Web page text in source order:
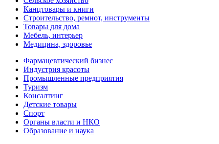
Канцтовары и книги
Строительство, ремнот, инструменты
Товары для дома
Мебель, интерьер
Медицина, здоровье
Фармацевтический бизнес
Индустрия красоты
Промышленные предприятия
Туризм
Консалтинг
Детские товары
Спорт
Органы власти и НКО
Образование и наука